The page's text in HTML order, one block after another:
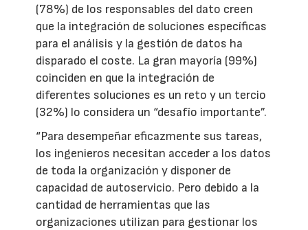
(78%) de los responsables del dato creen
que la integración de soluciones específicas
para el análisis y la gestión de datos ha
disparado el coste. La gran mayoría (99%)
coinciden en que la integración de
diferentes soluciones es un reto y un tercio
(32%) lo considera un “desafío importante”.
“Para desempeñar eficazmente sus tareas,
los ingenieros necesitan acceder a los datos
de toda la organización y disponer de
capacidad de autoservicio. Pero debido a la
cantidad de herramientas que las
organizaciones utilizan para gestionar los